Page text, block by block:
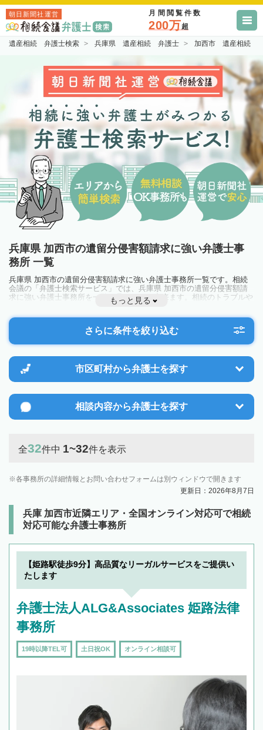
朝日新聞社運営 月間閲覧件数
200万超
遺産相続 弁護士検索 兵庫県 遺産相続 弁護士 加西市 遺産相続
兵庫県 加西市の遺留分侵害額請求に強い弁護士事
務所 一覧
兵庫県 加西市の遺留分侵害額請求に強い弁護士事務所一覧です。相続
会議の「弁護士検索サービス」では、兵庫県 加西市の遺留分侵害額請
求に強い弁護士事務所を一覧で見ることが出来ます。相続のトラブルや
お悩みを抱えている方は一度近隣の弁護士に相談してみましょう。
もっと見る
さらに条件を絞り込む
市区町村から弁護士を探す
相談内容から弁護士を探す
全32件中 1~32件を表示
各事務所の詳細情報とお問い合わせフォームは別ウィンドウで開きます
更新日：2026年8月7日
兵庫 加西市近隣エリア・全国オンライン対応可で相続
対応可能な弁護士事務所
【姫路駅徒歩9分】高品質なリーガルサービスをご提供い
たします
弁護士法人ALG&Associates 姫路法律
事務所
19時以降TEL可 土日祝OK オンライン相談可